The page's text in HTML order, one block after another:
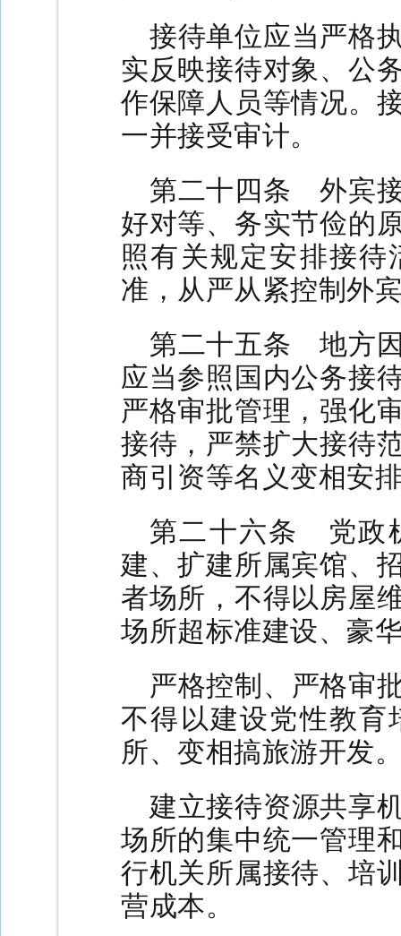
接待单位应当严格
实反映接待对象、公
作保障人员等情况。
一并接受审计。
第二十四条 外宾
好对等、务实节俭的
照有关规定安排接
准，从严从紧控制外
第二十五条 地方
应当参照国内公务接
严格审批管理，强化
接待，严禁扩大接待
商引资等名义变相安
第二十六条 党政
建、扩建所属宾馆、
者场所，不得以房屋
场所超标准建设、豪
严格控制、严格审
不得以建设党性教
所、变相搞旅游开发
建立接待资源共享
场所的集中统一管理
行机关所属接待、培
营成本。